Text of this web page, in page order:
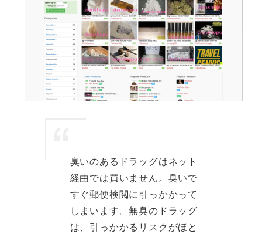
臭いのあるドラッグはネット
経由では買いません。臭いで
すぐ郵便検閲に引っかかって
しまいます。無臭のドラッグ
は、引っかかるリスクがほと